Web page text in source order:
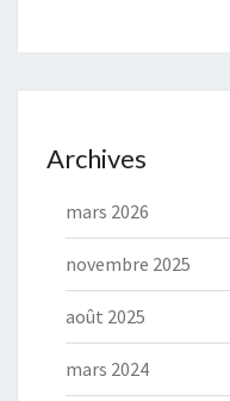
Archives
mars 2026
novembre 2025
août 2025
mars 2024